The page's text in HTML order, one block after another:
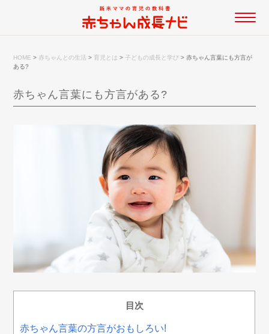
HOME > 赤ちゃんとの生活 >育児とは >子どもの成長と学び >赤ちゃん言葉にも方言が
ある?
赤ちゃん言葉にも方言がある?
目次
赤ちゃん言葉の方言がおもしろい!